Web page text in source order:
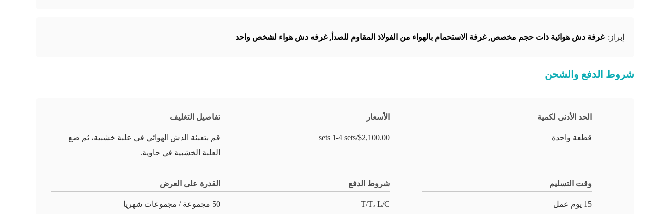
إبراز: غرفة دش هوائية ذات حجم مخصص,غرفة الاستحمام بالهواء من الفولاذ المقاوم للصدأ,غرفه دش هواء لشخص واحد
شروط الدفع والشحن
الحد الأدنى لكمية
قطعة واحدة
الأسعار
$2,100.00/sets 1-4 sets
تفاصيل التغليف
قم بتعبئة الدش الهوائي في علبة خشبية، ثم ضع
العلبة الخشبية في حاوية.
وقت التسليم
15 يوم عمل
شروط الدفع
T/T، L/C
القدرة على العرض
50 مجموعة / مجموعات شهريا